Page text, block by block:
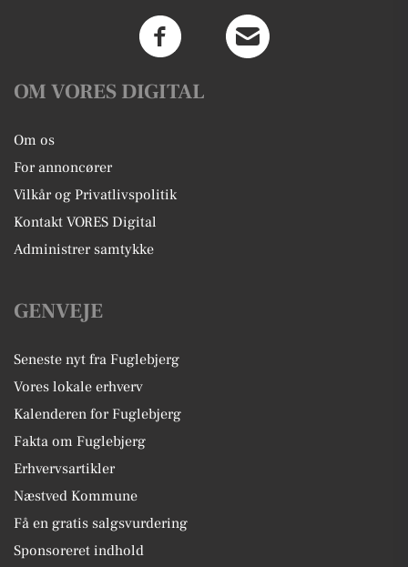
OM VORES DIGITAL
Om os
For annoncører
Vilkår og Privatlivspolitik
Kontakt VORES Digital
Administrer samtykke
GENVEJE
Seneste nyt fra Fuglebjerg
Vores lokale erhverv
Kalenderen for Fuglebjerg
Fakta om Fuglebjerg
Erhvervsartikler
Næstved Kommune
Få en gratis salgsvurdering
Sponsoreret indhold